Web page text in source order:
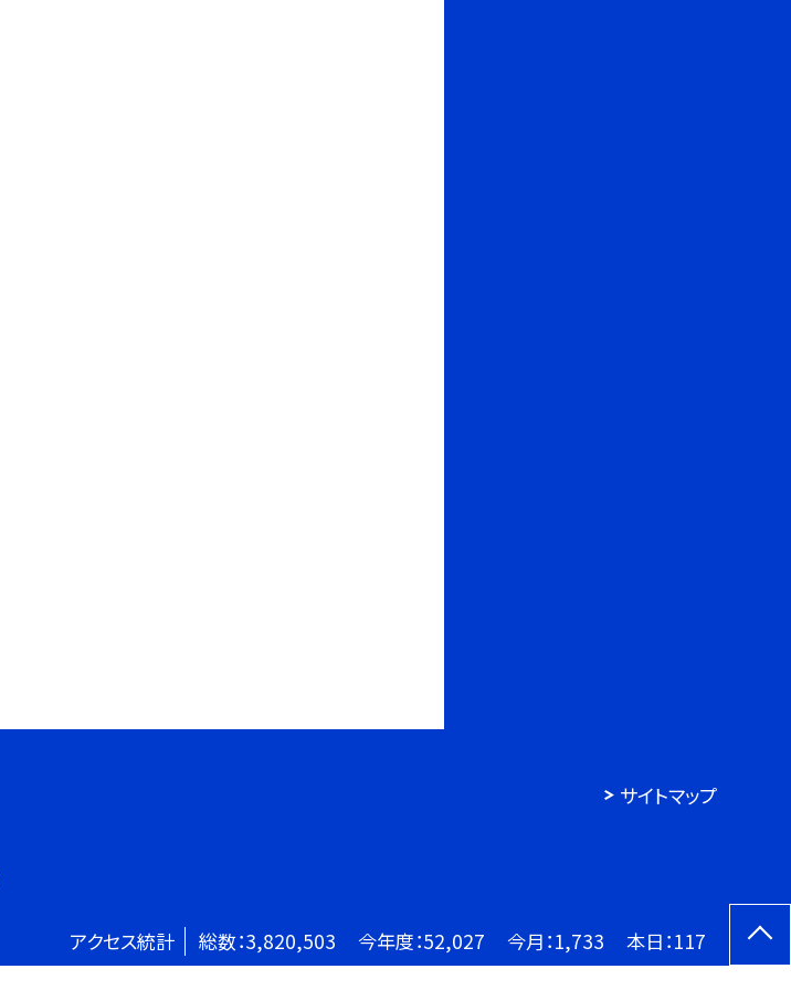
サイトマップ
アクセス統計 総数：3,820,503 今年度：52,027 今月：1,733 本日：117